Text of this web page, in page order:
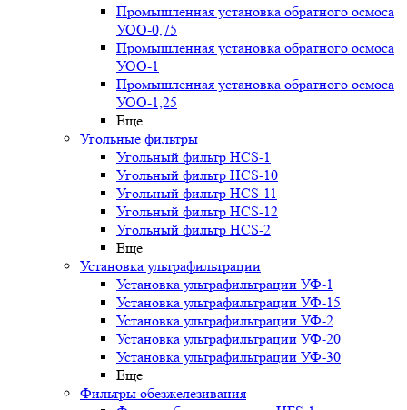
Промышленная установка обратного осмоса
УОО-0,75
Промышленная установка обратного осмоса
УОО-1
Промышленная установка обратного осмоса
УОО-1,25
Еще
Угольные фильтры
Угольный фильтр HСS-1
Угольный фильтр HСS-10
Угольный фильтр HСS-11
Угольный фильтр HСS-12
Угольный фильтр HСS-2
Еще
Установка ультрафильтрации
Установка ультрафильтрации УФ-1
Установка ультрафильтрации УФ-15
Установка ультрафильтрации УФ-2
Установка ультрафильтрации УФ-20
Установка ультрафильтрации УФ-30
Еще
Фильтры обезжелезивания